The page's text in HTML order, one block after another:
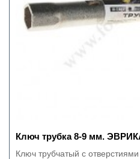
Ключ трубка 8-9 мм.
Ключ трубчатый с